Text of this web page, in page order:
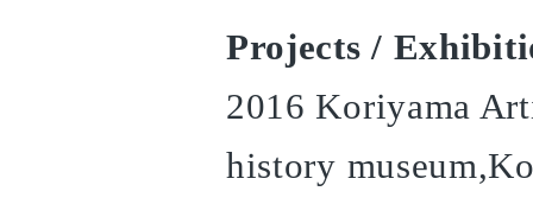
Projects /
2016 Koriyama
history